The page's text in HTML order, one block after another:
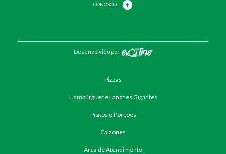
CONOSCO
Desenvolvido por
Pizzas
Hambúrguer e Lanches Gigantes
Pratos e Porções
Calzones
Área de Atendimento